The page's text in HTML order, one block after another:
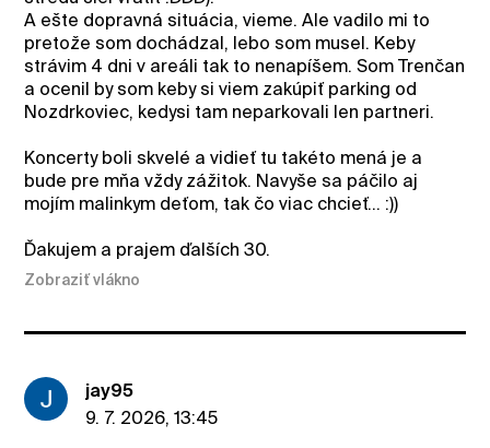
A ešte dopravná situácia, vieme. Ale vadilo mi to
pretože som dochádzal, lebo som musel. Keby
strávim 4 dni v areáli tak to nenapíšem. Som Trenčan
a ocenil by som keby si viem zakúpiť parking od
Nozdrkoviec, kedysi tam neparkovali len partneri.
Koncerty boli skvelé a vidieť tu takéto mená je a
bude pre mňa vždy zážitok. Navyše sa páčilo aj
mojím malinkym deťom, tak čo viac chcieť... :))
Ďakujem a prajem ďalších 30.
Zobraziť vlákno
jay95
9. 7. 2026, 13:45